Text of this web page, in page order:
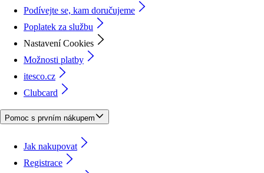
Podívejte se, kam doručujeme
Poplatek za službu
Nastavení Cookies
Možnosti platby
itesco.cz
Clubcard
Pomoc s prvním nákupem
Jak nakupovat
Registrace